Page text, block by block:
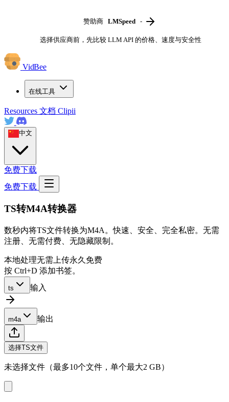
赞助商 LMSpeed -
选择供应商前，先比较 LLM API 的价格、速度与安全性
VidBee
在线工具
Resources 文档 Clipii
中文
免费下载
免费下载
TS转M4A转换器
数秒内将TS文件转换为M4A。快速、安全、完全私密。无需
注册、无需付费、无隐藏限制。
本地处理无需上传永久免费
按 Ctrl+D 添加书签。
ts 输入
m4a 输出
选择TS文件
未选择文件（最多10个文件，单个最大2 GB）